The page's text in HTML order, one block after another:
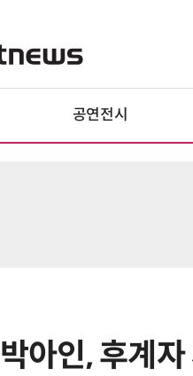
공연전시
아인, 후계